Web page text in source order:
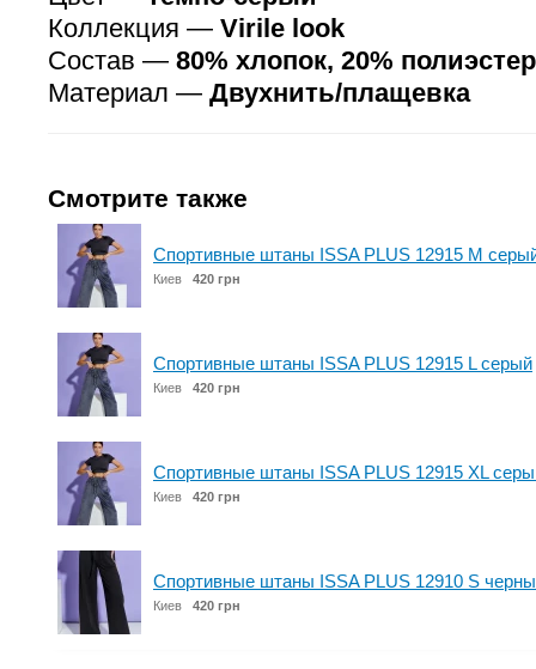
Коллекция — Virile look
Состав — 80% хлопок, 20% полиэстер
Материал — Двухнить/плащевка
Смотрите также
Спортивные штаны ISSA PLUS 12915 M
Киев 420 грн
Спортивные штаны ISSA PLUS 12915 L серый
Киев 420 грн
Спортивные штаны ISSA PLUS 12915 XL
Киев 420 грн
Спортивные штаны ISSA PLUS 12910 S
Киев 420 грн